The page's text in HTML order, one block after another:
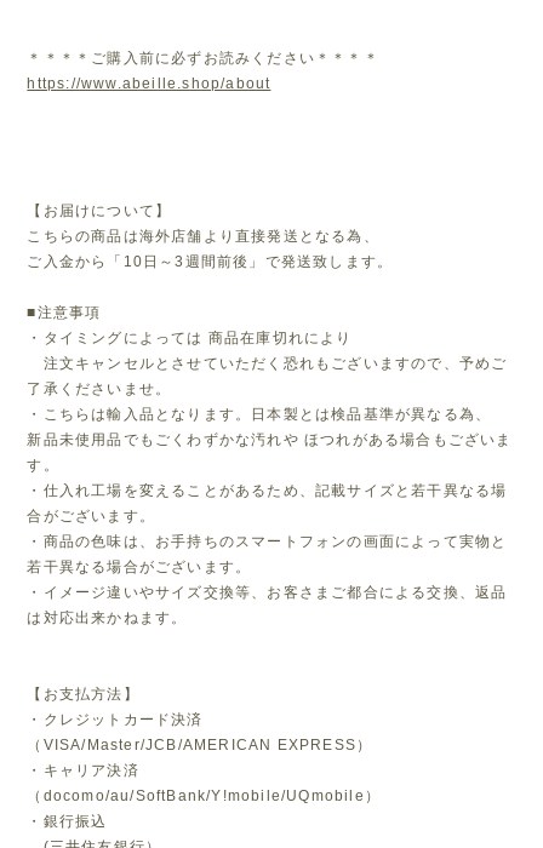
＊＊＊＊ご購入前に必ずお読みください＊＊＊＊
https://www.abeille.shop/about
【お届けについて】
こちらの商品は海外店舗より直接発送となる為、
ご入金から「10日～3週間前後」で発送致します。
■注意事項
・タイミングによっては 商品在庫切れにより
注文キャンセルとさせていただく恐れもございますので、予めご
了承くださいませ。
・こちらは輸入品となります。日本製とは検品基準が異なる為、
新品未使用品でもごくわずかな汚れや ほつれがある場合もございま
す。
・仕入れ工場を変えることがあるため、記載サイズと若干異なる場
合がございます。
・商品の色味は、お手持ちのスマートフォンの画面によって実物と
若干異なる場合がございます。
・イメージ違いやサイズ交換等、お客さまご都合による交換、返品
は対応出来かねます。
【お支払方法】
・クレジットカード決済
（VISA/Master/JCB/AMERICAN EXPRESS）
・キャリア決済
（docomo/au/SoftBank/Y!mobile/UQmobile）
・銀行振込